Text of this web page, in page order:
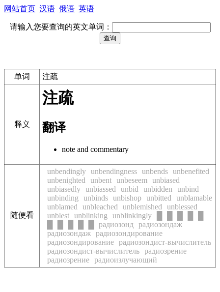
网站首页 汉语 俄语 英语
请输入您要查询的英文单词：
单词 注疏
释义
注疏
翻译
note and commentary
随便看
unbendingly unbendingness unbends unbenefited
unbenighted
unbent unbeseem
unbiased
unbiasedly unbiassed unbid unbidden
unbind
unbinding
unbinds unbishop unbitted
unblamable
unblamed
unbleached unblemished
unblessed
unblest unblinking unblinkingly
радиозонд
радиозондаж
радиозондаж радиозондирование
радиозондирование радиозондист-вычислитель
радиозондист-вычислитель радиозрение
радиозрение радиоизлучающий